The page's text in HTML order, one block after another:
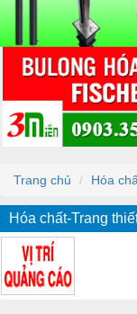
Trang chủ Hóa
Hóa chất-Trang